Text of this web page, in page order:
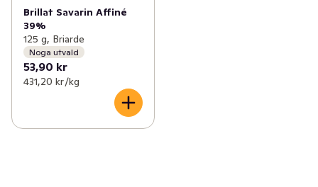
Brillat Savarin Affiné
39%
125 g, Briarde
Noga utvald
53,90 kr
431,20 kr /kg